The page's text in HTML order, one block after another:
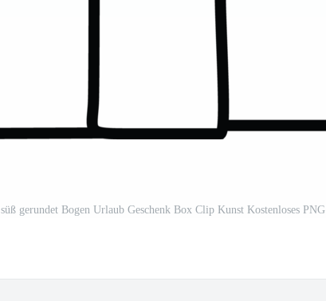
süß gerundet Bogen Urlaub Geschenk Box Clip Kunst Kostenloses PNG